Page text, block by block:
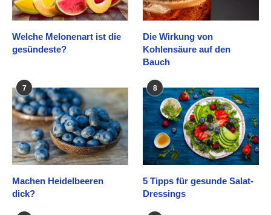
Welche Melonenart ist die
gesündeste?
Die Wirkung von
Kohlensäure auf den
Bauch
7
Machen Heidelbeeren
dick?
8
5 Tipps für gesunde Salat-
Dressings